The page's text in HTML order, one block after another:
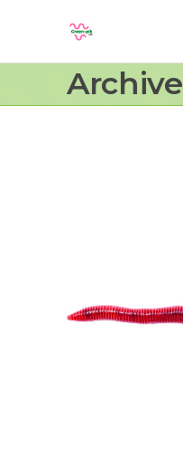
Archive